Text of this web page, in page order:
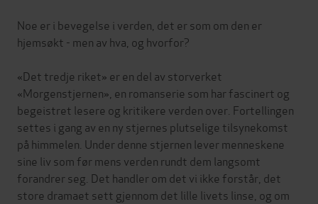
Noe er i bevegelse i verden, det er som om den er
hjemsøkt - men av hva, og hvorfor?
«Det tredje riket» er en del av storverket
«Morgenstjernen», en romanserie som har fascinert og
begeistret lesere og kritikere verden over. Fortellingen
settes i gang av en ny stjernes plutselige tilsynekomst
på himmelen. Under denne stjernen lever menneskene
sine liv som før mens verden rundt dem langsomt
forandrer seg. Det handler om det vi ikke forstår, det
store dramaet sett gjennom det lille livets linse, og om